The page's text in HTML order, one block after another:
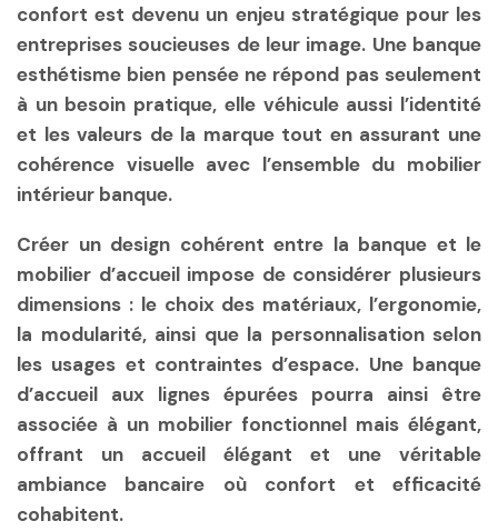
confort est devenu un enjeu stratégique pour les
entreprises soucieuses de leur image. Une banque
esthétisme bien pensée ne répond pas seulement
à un besoin pratique, elle véhicule aussi l’identité
et les valeurs de la marque tout en assurant une
cohérence visuelleavec l’ensemble du mobilier
intérieur banque.
Créer un design cohérent entre la banque et le
mobilier d’accueil impose de considérer plusieurs
dimensions : le choix des matériaux, l’ergonomie,
la modularité, ainsi que la personnalisation selon
les usages et contraintes d’espace. Une banque
d’accueil aux lignes épurées pourra ainsi être
associée à un mobilier fonctionnel mais élégant,
offrant un accueil élégant et une véritable
ambiance bancaire où confort et efficacité
cohabitent.